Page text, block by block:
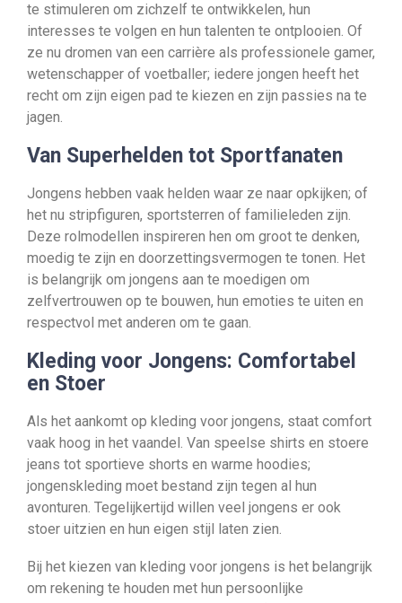
te stimuleren om zichzelf te ontwikkelen, hun
interesses te volgen en hun talenten te ontplooien. Of
ze nu dromen van een carrière als professionele gamer,
wetenschapper of voetballer; iedere jongen heeft het
recht om zijn eigen pad te kiezen en zijn passies na te
jagen.
Van Superhelden tot Sportfanaten
Jongens hebben vaak helden waar ze naar opkijken; of
het nu stripfiguren, sportsterren of familieleden zijn.
Deze rolmodellen inspireren hen om groot te denken,
moedig te zijn en doorzettingsvermogen te tonen. Het
is belangrijk om jongens aan te moedigen om
zelfvertrouwen op te bouwen, hun emoties te uiten en
respectvol met anderen om te gaan.
Kleding voor Jongens: Comfortabel
en Stoer
Als het aankomt op kleding voor jongens, staat comfort
vaak hoog in het vaandel. Van speelse shirts en stoere
jeans tot sportieve shorts en warme hoodies;
jongenskleding moet bestand zijn tegen al hun
avonturen. Tegelijkertijd willen veel jongens er ook
stoer uitzien en hun eigen stijl laten zien.
Bij het kiezen van kleding voor jongens is het belangrijk
om rekening te houden met hun persoonlijke